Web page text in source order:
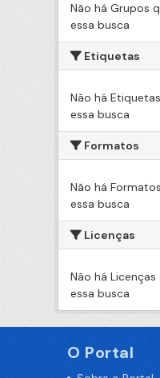
Não há Grupos
essa busca
Etiquetas
Não há
essa busca
Formatos
Não há
essa busca
Licenças
Não há
essa busca
O Portal